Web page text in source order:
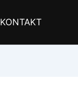
KONTAKT